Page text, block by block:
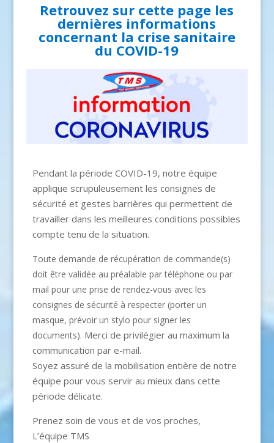
Retrouvez sur cette page les
dernières informations
concernant la crise sanitaire
du COVID-19
Pendant la période COVID-19, notre équipe
applique scrupuleusement les consignes de
sécurité et gestes barrières qui permettent de
travailler dans les meilleures conditions possibles
compte tenu de la situation.
Toute demande de récupération de commande(s)
doit être validée au préalable par téléphone ou par
mail pour une prise de rendez-vous avec les
consignes de sécurité à respecter (porter un
masque, prévoir un stylo pour signer les
documents). Merci de privilégier au maximum la
communication par e-mail.
Soyez assuré de la mobilisation entière de notre
équipe pour vous servir au mieux dans cette
période délicate.
Prenez soin de vous et de vos proches,
L’équipe TMS